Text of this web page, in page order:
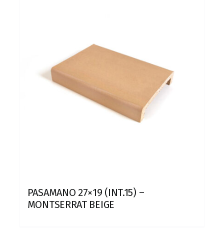
PASAMANO 27×19 (INT.15) –
MONTSERRAT BEIGE